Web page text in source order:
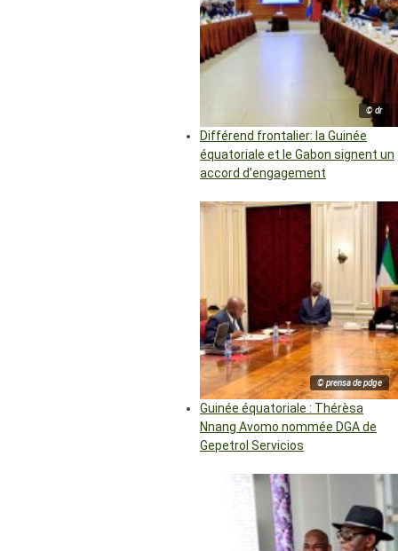
© dr
Différend frontalier: la Guinée
équatoriale et le Gabon signent un
accord d’engagement
© prensa de pdge
Guinée équatoriale : Thérèsa
Nnang Avomo nommée DGA de
Gepetrol Servicios